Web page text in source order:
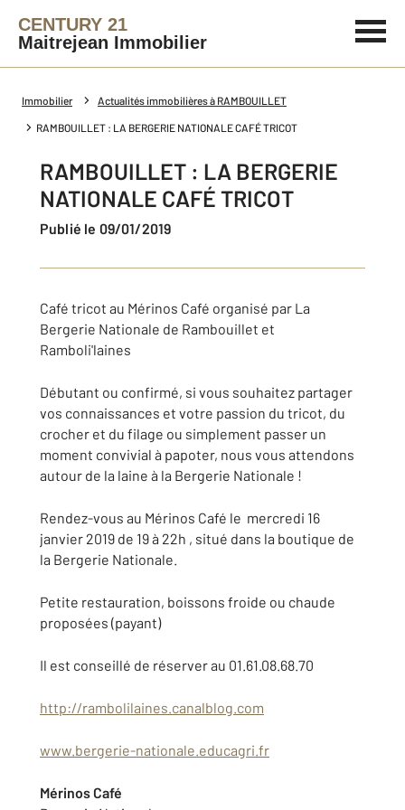
CENTURY 21
Maitrejean Immobilier
Immobilier Actualités immobilières à RAMBOUILLET
RAMBOUILLET : LA BERGERIE NATIONALE CAFÉ TRICOT
RAMBOUILLET : LA BERGERIE
NATIONALE CAFÉ TRICOT
Publié le 09/01/2019
Café tricot au Mérinos Café organisé par La
Bergerie Nationale de Rambouillet et
Ramboli'laines
Débutant ou confirmé, si vous souhaitez partager
vos connaissances et votre passion du tricot, du
crocher et du filage ou simplement passer un
moment convivial à papoter, nous vous attendons
autour de la laine à la Bergerie Nationale !
Rendez-vous au Mérinos Café le mercredi 16
janvier 2019 de 19 à 22h , situé dans la boutique de
la Bergerie Nationale.
Petite restauration, boissons froide ou chaude
proposées (payant)
Il est conseillé de réserver au 01.61.08.68.70
http://rambolilaines.canalblog.com
www.bergerie-nationale.educagri.fr
Mérinos Café